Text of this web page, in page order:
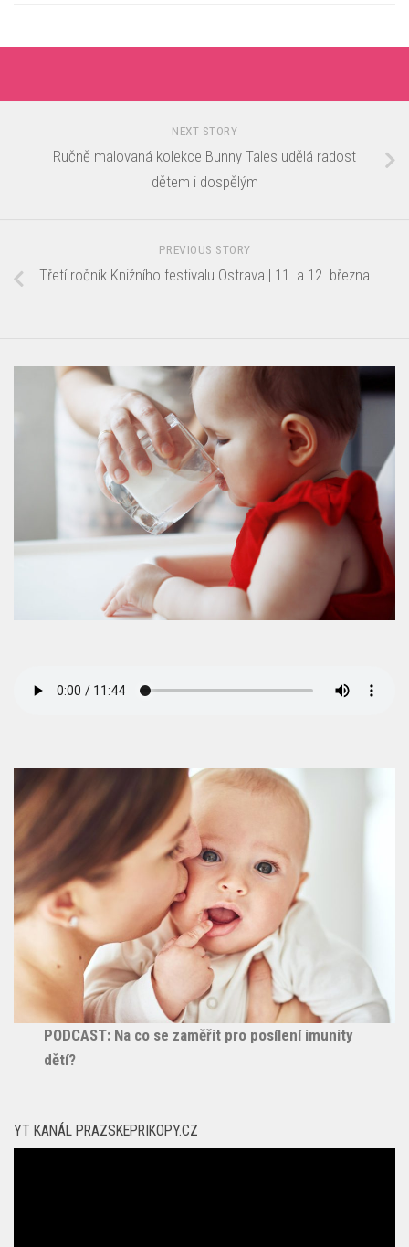
NEXT STORY
Ručně malovaná kolekce Bunny Tales udělá radost
dětem i dospělým
PREVIOUS STORY
Třetí ročník Knižního festivalu Ostrava | 11. a 12. března
PODCAST: Na co se zaměřit pro posílení imunity
dětí?
YT KANÁL PRAZSKEPRIKOPY.CZ